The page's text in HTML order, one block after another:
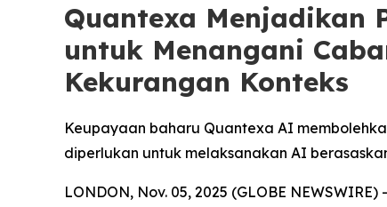
Quantexa Menjadikan
untuk Menangani
Kekurangan Konteks
Keupayaan baharu Quantexa AI
diperlukan untuk melaksanakan AI
LONDON, Nov. 05, 2025 (GLOBE